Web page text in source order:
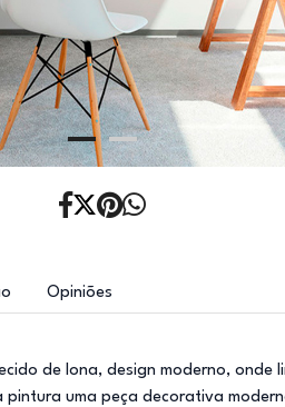
Opiniões
de lona, design moderno, onde
uma peça decorativa